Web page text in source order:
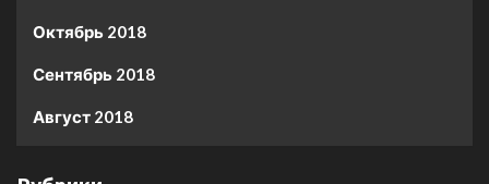
Октябрь 2018
Сентябрь 2018
Август 2018